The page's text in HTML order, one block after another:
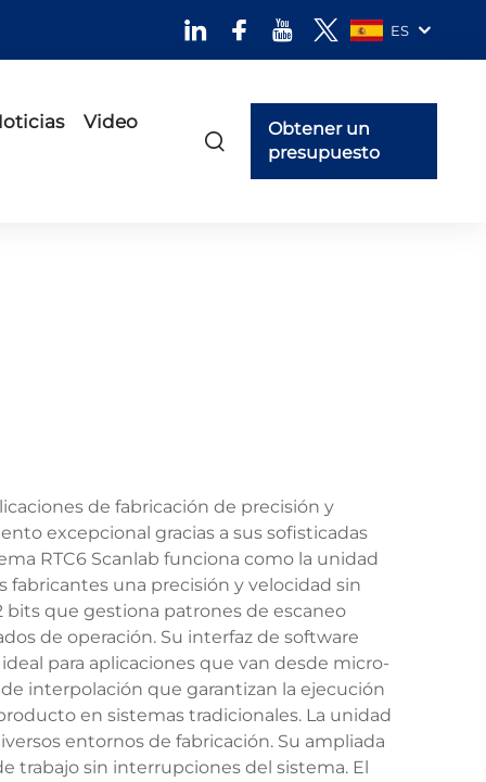
ES
Video
Obtener un
presupuesto
de fabricación de precisión y
excepcional gracias a sus sofisticadas
RTC6 Scanlab funciona como la unidad
fabricantes una precisión y velocidad sin
que gestiona patrones de escaneo
de operación. Su interfaz de software
para aplicaciones que van desde micro-
interpolación que garantizan la ejecución
en sistemas tradicionales. La unidad
entornos de fabricación. Su ampliada
trabajo sin interrupciones del sistema. El